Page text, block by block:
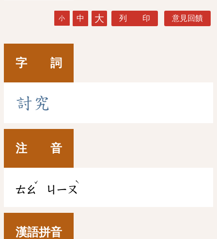
小 中 大 列 印 意見回饋
字 詞
討 究
注 音
ㄊㄠ
ˇ
ㄐㄧㄡ
ˋ
漢語拼音